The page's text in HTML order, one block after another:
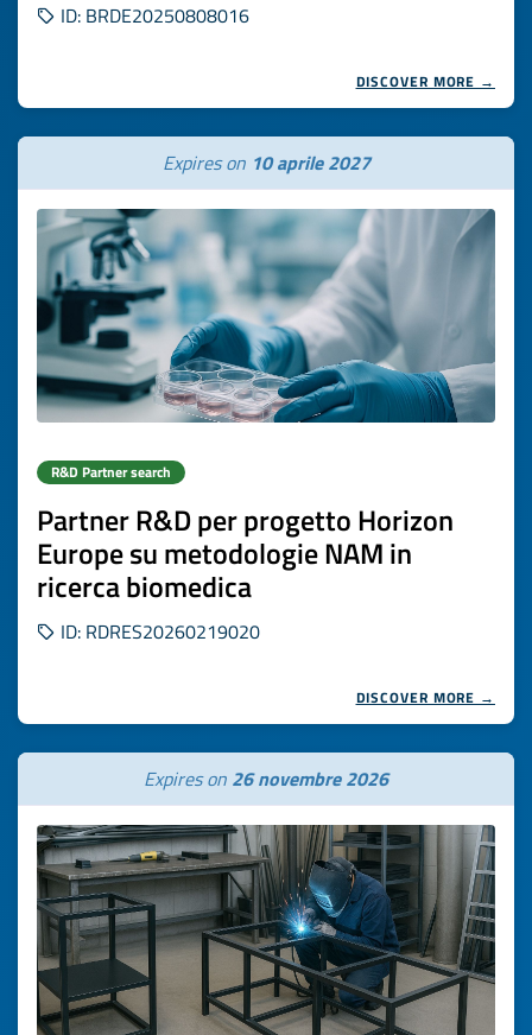
ID: BRDE20250808016
DISCOVER MORE →
Expires on 10 aprile 2027
R&D Partner search
Partner R&D per progetto Horizon
Europe su metodologie NAM in
ricerca biomedica
ID: RDRES20260219020
DISCOVER MORE →
Expires on 26 novembre 2026